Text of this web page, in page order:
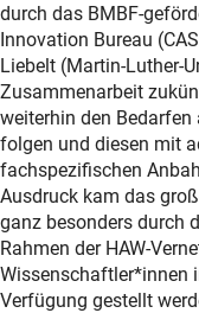
durch das BMBF-
Innovation Bureau
Liebelt (Martin-Luther-
Zusammenarbeit
weiterhin den
folgen und diesen mit
fachspezifischen
Ausdruck kam das
ganz besonders durch
Rahmen der HAW-
Wissenschaftler*innen
Verfügung gestellt